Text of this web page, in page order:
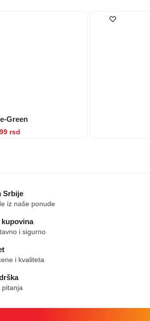
Green
rsd
Opcije
mogu
izabrane
proizvoda.
Srbije
iz naše ponude
i sigurno
i kvaliteta
pitanja